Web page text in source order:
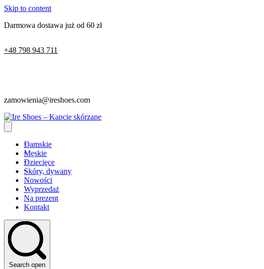
Skip to content
Darmowa dostawa już od 60 zł
+48 798 943 711
zamowienia@ireshoes.com
Damskie
Męskie
Dziecięce
Skóry, dywany
Nowości
Wyprzedaż
Na prezent
Kontakt
Search open